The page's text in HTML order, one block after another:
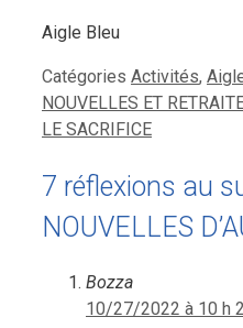
Aigle Bleu
Catégories Activités,
NOUVELLES ET
LE SACRIFICE
7 réflexions au
NOUVELLES
Bozza
10/27/2022 à 10 h